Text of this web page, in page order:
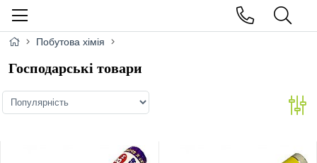
Побутова хімія
Господарські товари